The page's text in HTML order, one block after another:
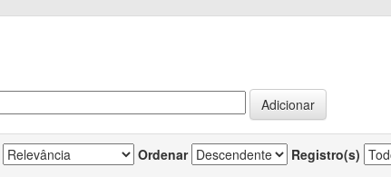
Ordenar Registro(s)